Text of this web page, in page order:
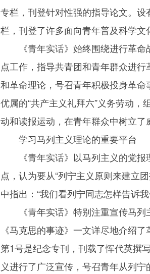
专栏，刊登针对性强的指导论文。设
栏，刊登了许多面向青年普及科学文
《青年实话》始终围绕进行革
点工作，指导共青团和青年群众进
和革命理论，号召青年积极投身革
优属的“共产主义礼拜六”义务劳动
动和读报运动，在青年群众中树立了
学习马列主义理论的重要平台
《青年实话》以马列主义的党
点，认为要从“列宁主义原则来建立
中指出：“我们看列宁同志怎样告诉
《青年实话》特别注重宣传马
《马克思的事迹》一文详尽地介绍
第1号是纪念专刊，刊载了恽代英撰
义进行了广泛宣传，号召青年从列宁